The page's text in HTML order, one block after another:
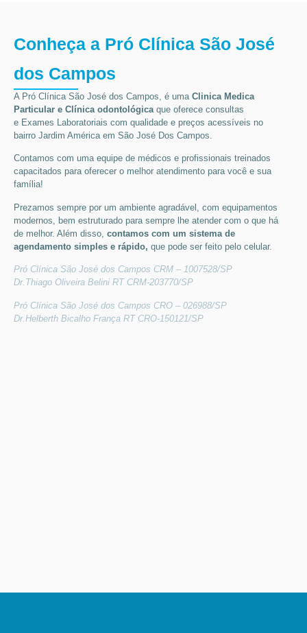
Conheça a Pró Clínica São José
dos Campos
A Pró Clínica São José dos Campos, é uma Clinica Medica
Particular e Clínica odontológicaque oferece consultas
e Exames Laboratoriais com qualidade e preços acessíveis no
bairro Jardim América em São José Dos Campos.
Contamos com uma equipe de médicos e profissionais treinados
capacitados para oferecer o melhor atendimento para você e sua
família!
Prezamos sempre por um ambiente agradável, com equipamentos
modernos, bem estruturado para sempre lhe atender com o que há
de melhor. Além disso, contamos com um sistema de
agendamento simples e rápido, que pode ser feito pelo celular.
Pró Clínica São José dos Campos CRM – 1007528/SP
Dr.Thiago Oliveira Belini RT CRM-203770/SP
Pró Clínica São José dos Campos CRO – 026988/SP
Dr.Helberth Bicalho França RT CRO-150121/SP